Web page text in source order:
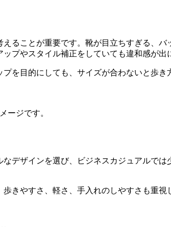
ることが重要です。靴が目立ちすぎる、バ
プやスタイル補正をしていても違和感が出
を目的にしても、サイズが合わないと歩き
ージです。
デザインを選び、ビジネスカジュアルでは
きやすさ、軽さ、手入れのしやすさも重視